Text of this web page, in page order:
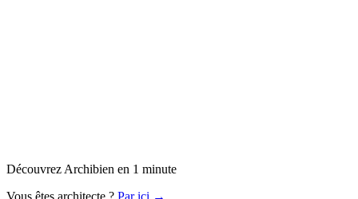
Découvrez Archibien en 1 minute
Vous êtes architecte ? Par ici →